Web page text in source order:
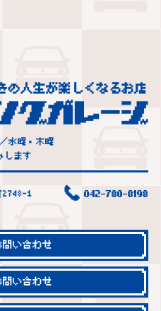
水曜・木曜
します
1 042-780-8198
問い合わせ
い合わせ